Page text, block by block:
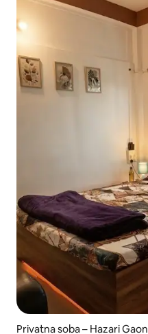
Privatna soba – Hazari Gaon